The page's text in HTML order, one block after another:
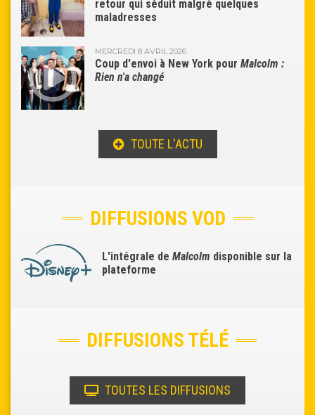
retour qui séduit malgré quelques
maladresses
MERCREDI 8 AVRIL 2026
Coup d'envoi à New York pour Malcolm :
Rien n'a changé
TOUTE L'ACTU
DIFFUSIONS VOD
L'intégrale de Malcolm disponible sur la
plateforme
DIFFUSIONS TÉLÉ
TOUTES LES DIFFUSIONS